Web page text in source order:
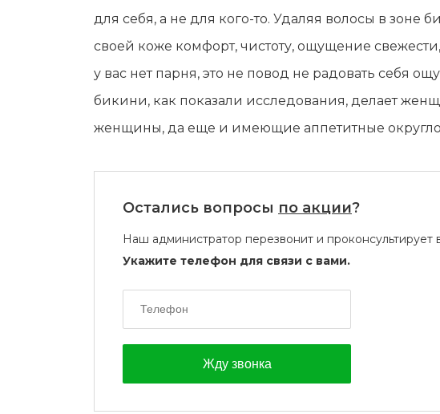
для себя, а не для кого-то. Удаляя волосы в зоне
своей коже комфорт, чистоту, ощущение
у вас нет парня, это не повод не радовать себя
бикини, как показали исследования, делает
женщины, да еще и имеющие аппетитные
Остались вопросы по акции?
Наш администратор перезвонит и
Укажите телефон для связи с вами.